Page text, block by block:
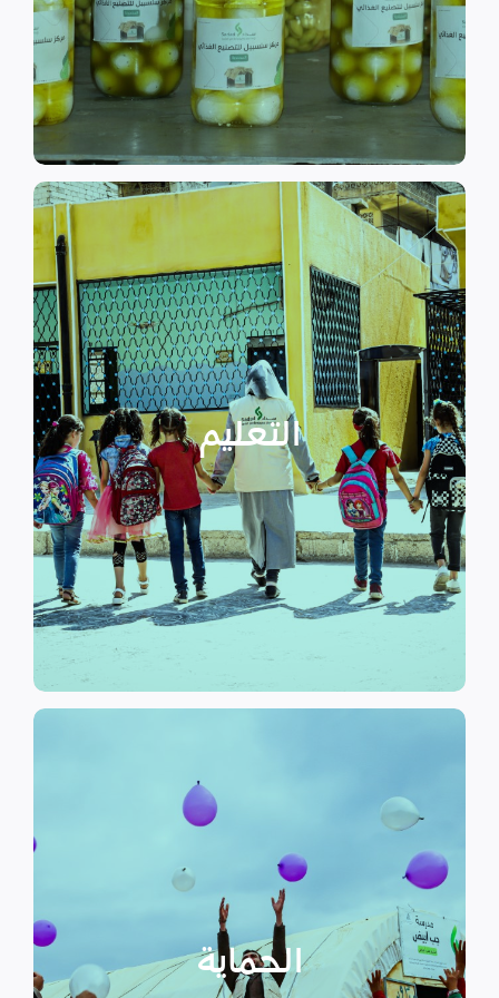
الى الاهتمام بالمشاريع التنموية.
اقرأ المزيد
التعليم
التعليم
نهدف إلى توفير مناهج التعليم غير
الرسمي وبرامج التوعية التي
تستهدف الناشئين والأطفال مما
يساهم في تعزيز السلام و دعم
الأطفال المنقطعين عن العملية
التعليمية أو المتأخرين عن المراحل
الدراسية بسبب الصراع القائم.
اقرأ المزيد
الحماية
الحماية
الأسر المهمشة والتي ترأسها إناث
عبر تعزيز المساعدة الإنسانية التي
تراعي الأمور الخاصة بالنوع
الاجتماعي “الجنساني” مع التركيز